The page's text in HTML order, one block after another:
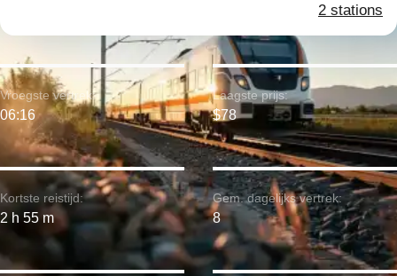
2 stations
Kortste reistijd:
2 h 55 m
Vroegste vertrek:
06:16
Laagste prijs:
$78
Gem. dagelijks vertrek:
8